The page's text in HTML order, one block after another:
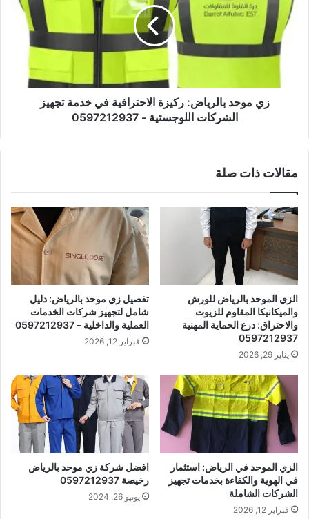
زي موحد بالرياض: ركيزة الاحترافية في خدمة تجهيز
الشركات اللوجستية - 0597212937
مقالات ذات صلة
الزي الموحد بالرياض للورش
والميكانيكا المقاوم للزيوت
والاحتراق: درع الحماية المهنية
0597212937
يناير 29, 2026
تفصيل زي موحد بالرياض: دليل
شامل لتجهيز شركات الخدمات
العملية والداخلية – 0597212937
فبراير 12, 2026
الزي الموحد في الرياض: استثمار
في الهوية والكفاءة بخدمات تجهيز
الشركات الشاملة
فبراير 12, 2026
افضل شركة زي موحد بالرياض
رخيصة 0597212937
يونيو 26, 2024